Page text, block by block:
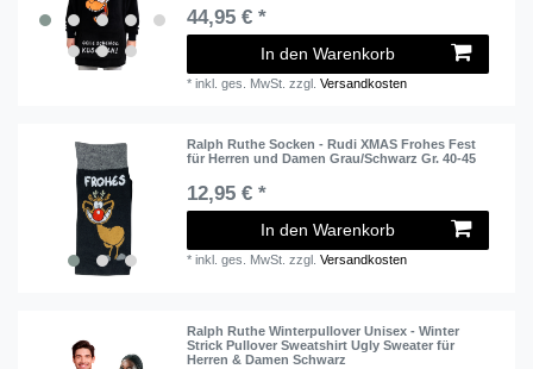
44,95 € *
In den Warenkorb
*inkl. ges. MwSt. zzgl.Versandkosten
Ralph Ruthe Socken - Rudi XMAS Frohes Fest
für Herren und Damen Grau/Schwarz Gr. 40-45
12,95 € *
In den Warenkorb
*inkl. ges. MwSt. zzgl.Versandkosten
Ralph Ruthe Winterpullover Unisex - Winter
Strick Pullover Sweatshirt Ugly Sweater für
Herren & Damen Schwarz